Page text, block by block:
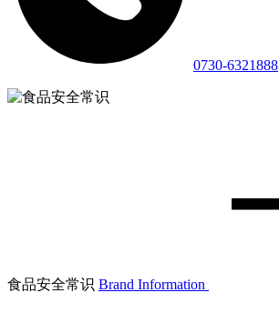
0730-6321888
食品安全常识 Brand Information